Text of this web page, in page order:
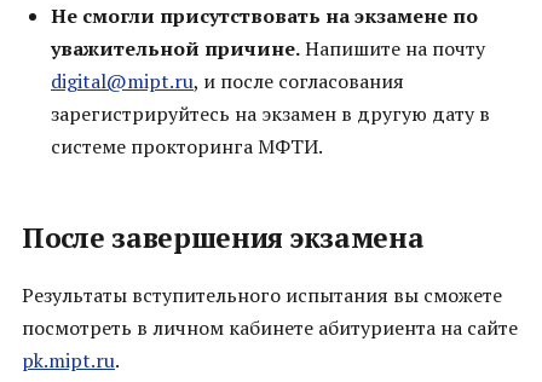
Не смогли присутствовать на экзамене по
уважительной причине.Напишите на почту
digital@mipt.ru, и после согласования
зарегистрируйтесь на экзамен в другую дату в
системе прокторинга МФТИ.
После завершения экзамена
Результаты вступительного испытания вы сможете
посмотреть в личном кабинете абитуриента на сайте
pk.mipt.ru.